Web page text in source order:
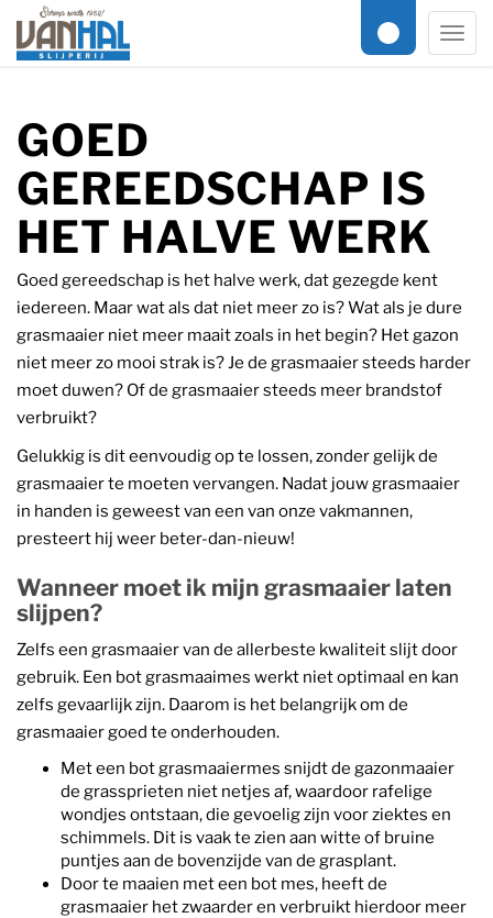
GOED
GEREEDSCHAP IS
HET HALVE WERK
Goed gereedschap is het halve werk, dat gezegde kent
iedereen. Maar wat als dat niet meer zo is? Wat als je dure
grasmaaier niet meer maait zoals in het begin? Het gazon
niet meer zo mooi strak is? Je de grasmaaier steeds harder
moet duwen? Of de grasmaaier steeds meer brandstof
verbruikt?
Gelukkig is dit eenvoudig op te lossen, zonder gelijk de
grasmaaier te moeten vervangen. Nadat jouw grasmaaier
in handen is geweest van een van onze vakmannen,
presteert hij weer beter-dan-nieuw!
Wanneer moet ik mijn grasmaaier laten
slijpen?
Zelfs een grasmaaier van de allerbeste kwaliteit slijt door
gebruik. Een bot grasmaaimes werkt niet optimaal en kan
zelfs gevaarlijk zijn. Daarom is het belangrijk om de
grasmaaier goed te onderhouden.
Met een bot grasmaaiermes snijdt de gazonmaaier
de grassprieten niet netjes af, waardoor rafelige
wondjes ontstaan, die gevoelig zijn voor ziektes en
schimmels. Dit is vaak te zien aan witte of bruine
puntjes aan de bovenzijde van de grasplant.
Door te maaien met een bot mes, heeft de
grasmaaier het zwaarder en verbruikt hierdoor meer
KUN JE JOUW SLIJPWERK EIGENLIJK
NIET ENKELE DAGEN MISSEN?